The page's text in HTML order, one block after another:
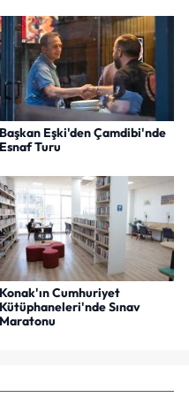
Başkan Eşki'den Çamdibi'nde
Esnaf Turu
Konak'ın Cumhuriyet
Kütüphaneleri'nde Sınav
Maratonu